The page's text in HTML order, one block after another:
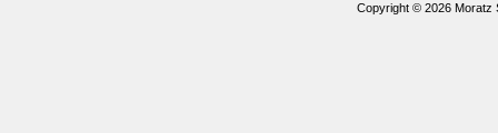
Copyright © 2026 Moratz